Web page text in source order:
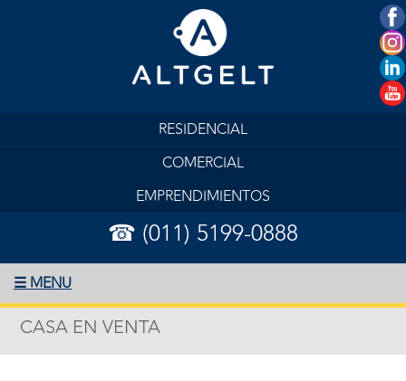
RESIDENCIAL
COMERCIAL
EMPRENDIMIENTOS
☎ (011) 5199-0888
☰ MENU
CASA EN VENTA